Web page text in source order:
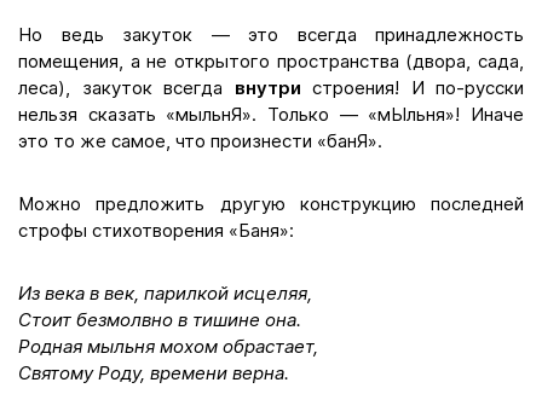
Но ведь закуток — это всегда принадлежность
помещения, а не открытого пространства (двора, сада,
леса), закуток всегда внутри строения! И по-русски
нельзя сказать «мыльнЯ». Только — «мЫльня»! Иначе
это то же самое, что произнести «банЯ».
Можно предложить другую конструкцию последней
строфы стихотворения «Баня»:
Из века в век, парилкой исцеляя,
Стоит безмолвно в тишине она.
Родная мыльня мохом обрастает,
Святому Роду, времени верна.